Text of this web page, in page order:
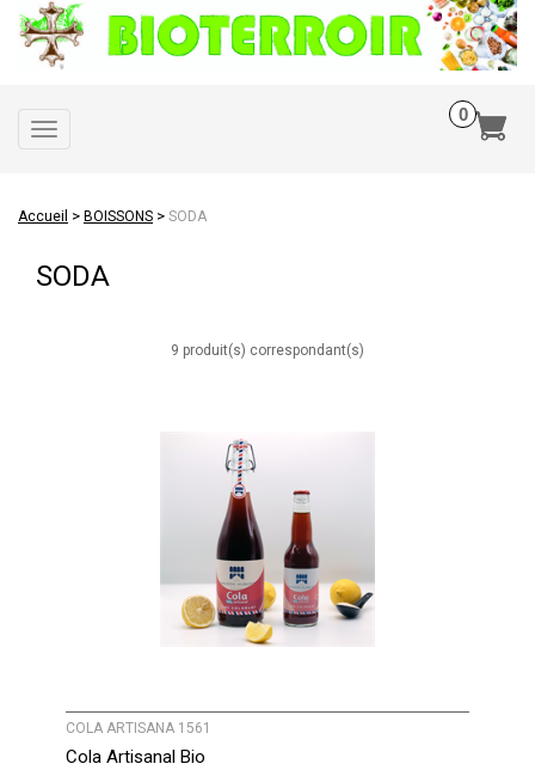
Toggle
navigation
Accueil > BOISSONS > SODA
SODA
9 produit(s) correspondant(s)
COLA ARTISANA 1561
Cola Artisanal Bio